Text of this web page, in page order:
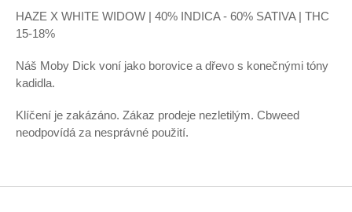
HAZE X WHITE WIDOW | 40% INDICA - 60% SATIVA | THC
15-18%
Náš Moby Dick voní jako borovice a dřevo s konečnými tóny
kadidla.
Klíčení je zakázáno. Zákaz prodeje nezletilým. Cbweed
neodpovídá za nesprávné použití.